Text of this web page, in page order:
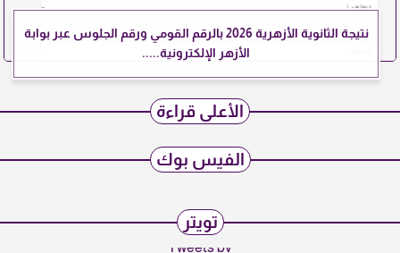
نتيجة الثانوية الأزهرية 2026 بالرقم القومي ورقم الجلوس عبر بوابة
الأزهر الإلكترونية.....
الأعلى قراءة
الفيس بوك
تويتر
Tweets by